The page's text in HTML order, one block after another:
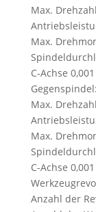
Max.
Max.
C-Achse 0,001
Gegenspindel:
Max.
Max.
C-Achse 0,001
Anzahl der